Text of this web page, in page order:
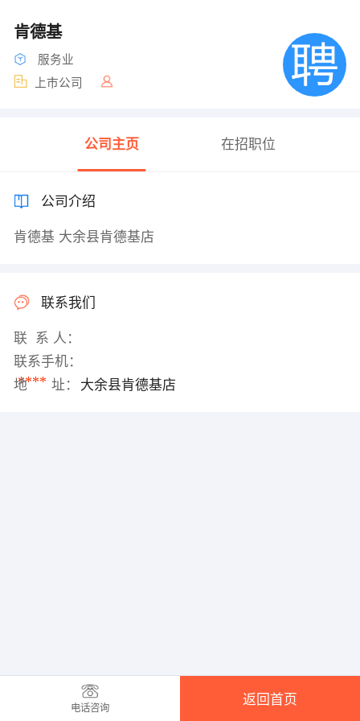
肯德基
服务业
上市公司
公司主页 在招职位
公司介绍
肯德基 大余县肯德基店
联系我们
联 系 人：
联系手机：
****
地 址： 大余县肯德基店
电话咨询
返回首页